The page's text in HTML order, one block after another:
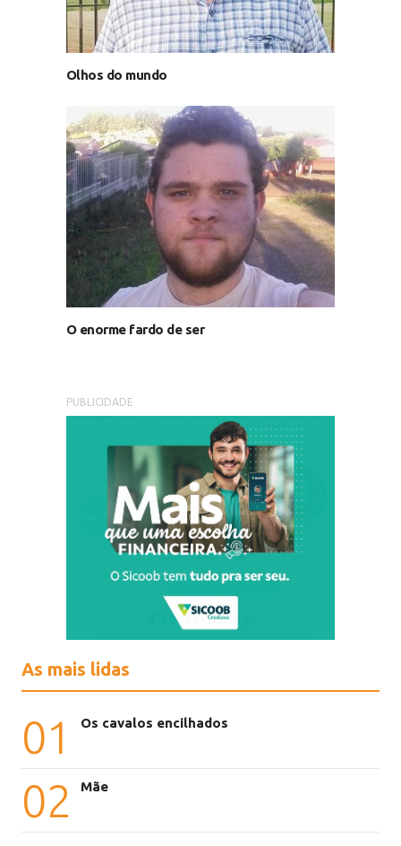
Olhos do mundo
O enorme fardo de ser
PUBLICIDADE
As mais lidas
01 Os cavalos encilhados
02 Mãe